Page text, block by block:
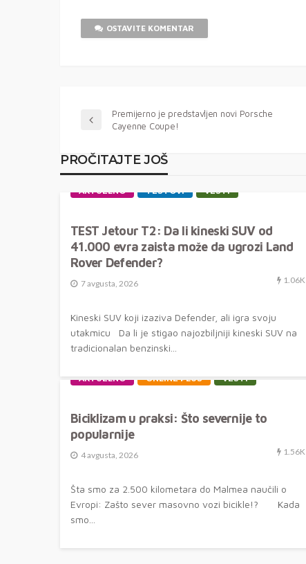
OSTAVITE KOMENTAR
Premijerno je predstavljen novi Porsche
Cayenne Coupe!
PROČITAJTE JOŠ
AKTUELNO TESTOVI VESTI
TEST Jetour T2: Da li kineski SUV od
41.000 evra zaista može da ugrozi Land
Rover Defender?
7 avgusta, 2026 1.06K
Kineski SUV koji izaziva Defender, ali igra svoju
utakmicu Da li je stigao najozbiljniji kineski SUV na
tradicionalan benzinski...
AKTUELNO ONLINE PLUS VESTI
Biciklizam u praksi: Što severnije to
popularnije
4 avgusta, 2026 1.56K
Šta smo za 2.500 kilometara do Malmea naučili o
Evropi: Zašto sever masovno vozi bicikle!? Kada
smo...